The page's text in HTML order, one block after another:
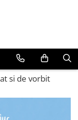
si de vorbit